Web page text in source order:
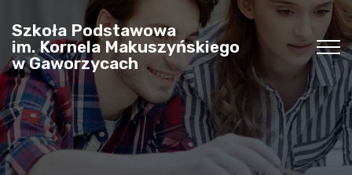
Szkoła Podstawowa
im. Kornela Makuszyńskiego
w Gaworzycach